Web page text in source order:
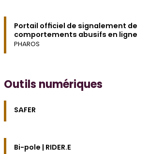
Portail officiel de signalement de
comportements abusifs en ligne
PHAROS
Outils numériques
SAFER
Bi-pole | RIDER.E